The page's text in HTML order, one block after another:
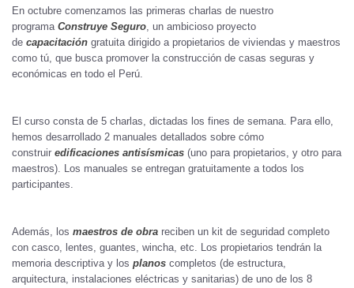
En octubre comenzamos las primeras charlas de nuestro
programa Construye Seguro, un ambicioso proyecto
de capacitación gratuita dirigido a propietarios de viviendas y maestros
como tú, que busca promover la construcción de casas seguras y
económicas en todo el Perú.
El curso consta de 5 charlas, dictadas los fines de semana. Para ello,
hemos desarrollado 2 manuales detallados sobre cómo
construir edificaciones antisísmicas (uno para propietarios, y otro para
maestros). Los manuales se entregan gratuitamente a todos los
participantes.
Además, los maestros de obra reciben un kit de seguridad completo
con casco, lentes, guantes, wincha, etc. Los propietarios tendrán la
memoria descriptiva y los planos completos (de estructura,
arquitectura, instalaciones eléctricas y sanitarias) de uno de los 8